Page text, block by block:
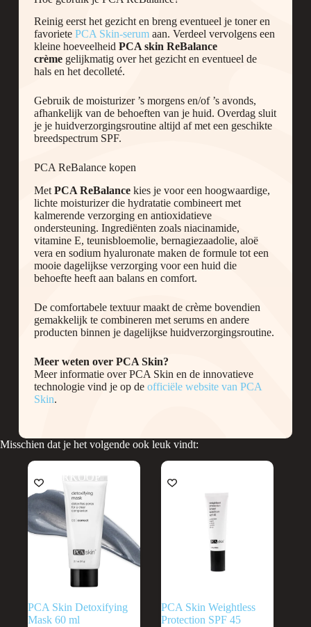
Reinig eerst het gezicht en breng eventueel je toner en
favorietePCA Skin-serum aan. Verdeel vervolgens een
kleine hoeveelheidPCA skin ReBalance
crème gelijkmatig over het gezicht en eventueel de
hals en het decolleté.
Gebruik de moisturizer ’s morgens en/of ’s avonds,
afhankelijk van de behoeften van je huid. Overdag sluit
je je huidverzorgingsroutine altijd af met een geschikte
breedspectrum SPF.
PCA ReBalance kopen
MetPCA ReBalance kies je voor een hoogwaardige,
lichte moisturizer die hydratatie combineert met
kalmerende verzorging en antioxidatieve
ondersteuning. Ingrediënten zoals niacinamide,
vitamine E, teunisbloemolie, bernagiezaadolie, aloë
vera en sodium hyaluronate maken de formule tot een
mooie dagelijkse verzorging voor een huid die
behoefte heeft aan balans en comfort.
De comfortabele textuur maakt de crème bovendien
gemakkelijk te combineren met serums en andere
producten binnen je dagelijkse huidverzorgingsroutine.
Meer weten over PCA Skin?
Meer informatie over PCA Skin en de innovatieve
technologie vind je op deofficiële website van PCA
Skin.
Misschien dat je het volgende ook leuk vindt:
UITVERKOOP
PCA Skin Detoxifying
Mask 60 ml
UITVERKOOP
PCA Skin Weightless
Protection SPF 45